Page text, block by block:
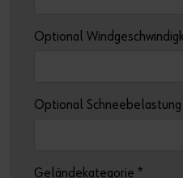
Optional
Optional Schneebelastung
Geländekategorie *